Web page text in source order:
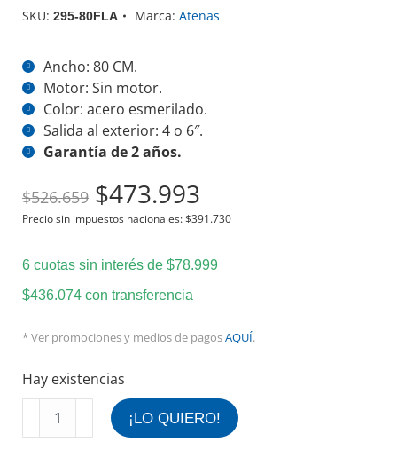
SKU: 295-80FLA Marca: Atenas
Ancho: 80 CM.
Motor: Sin motor.
Color: acero esmerilado.
Salida al exterior: 4 o 6″.
Garantía de 2 años.
$526.659 El
precio
era:
$526.659.
$473.993
precio
es:
Precio sin impuestos nacionales:$391.730
6 cuotas sin interés de $78.999
$436.074 con transferencia
* Ver promociones y medios de pagosAQUÍ.
Hay existencias
Campana
¡LO QUIERO!